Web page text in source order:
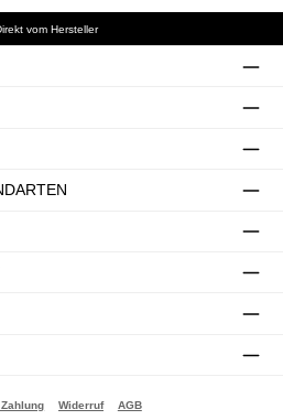
vom Hersteller
Widerruf AGB